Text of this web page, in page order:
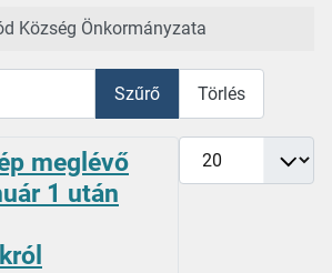
Község Önkormányzata
Szűrő Törlés
Tételek #
meglévő
1 után